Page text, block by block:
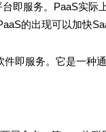
服务。PaaS实际
的出现可以加快
服务。它是一种